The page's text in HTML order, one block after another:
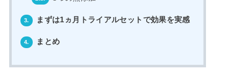
3. まずは1ヵ月トライアルセットで効果を実感
4. まとめ